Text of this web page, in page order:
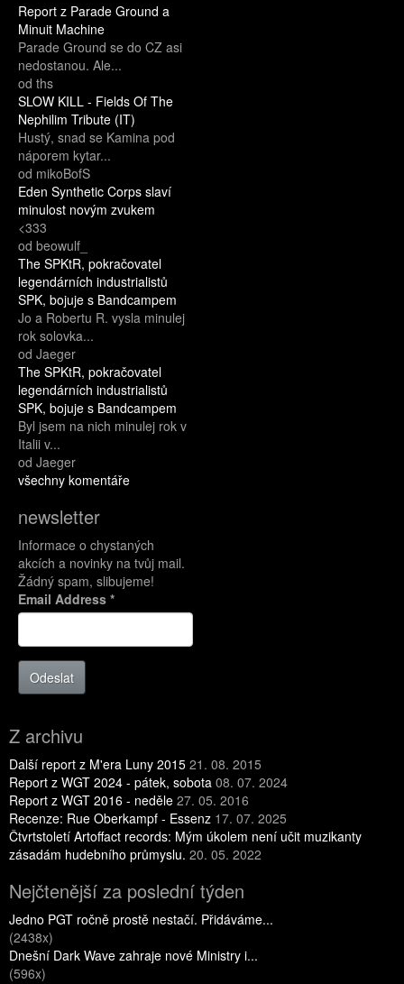
Report z Parade Ground a
Minuit Machine
Parade Ground se do CZ asi
nedostanou. Ale...
od ths
SLOW KILL - Fields Of The
Nephilim Tribute (IT)
Hustý, snad se Kamina pod
náporem kytar...
od mikoBofS
Eden Synthetic Corps slaví
minulost novým zvukem
<333
od beowulf_
The SPKtR, pokračovatel
legendárních industrialistů
SPK, bojuje s Bandcampem
Jo a Robertu R. vysla minulej
rok solovka...
od Jaeger
The SPKtR, pokračovatel
legendárních industrialistů
SPK, bojuje s Bandcampem
Byl jsem na nich minulej rok v
Italii v...
od Jaeger
všechny komentáře
newsletter
Informace o chystaných
akcích a novinky na tvůj mail.
Žádný spam, slibujeme!
Email Address *
Odeslat
Z archivu
Další report z M'era Luny 2015 21. 08. 2015
Report z WGT 2024 - pátek, sobota 08. 07. 2024
Report z WGT 2016 - neděle 27. 05. 2016
Recenze: Rue Oberkampf - Essenz 17. 07. 2025
Čtvrtstoletí Artoffact records: Mým úkolem není učit muzikanty
zásadám hudebního průmyslu. 20. 05. 2022
Nejčtenější za poslední týden
Jedno PGT ročně prostě nestačí. Přidáváme...
(2438x)
Dnešní Dark Wave zahraje nové Ministry i...
(596x)